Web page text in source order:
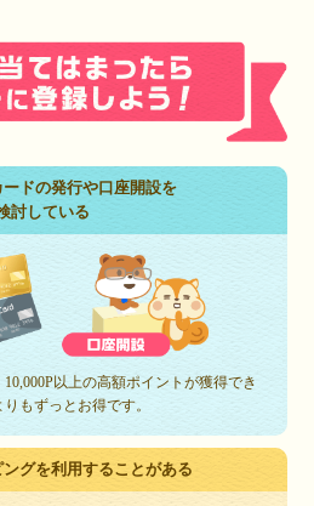
ドの発行や口座開設を
討している
以上の高額ポイントが獲得でき
もずっとお得です。
グを利用することがある